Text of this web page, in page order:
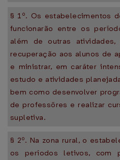
§ 1º. Os estabelecimentos
funcionarão entre os
além de outras
recuperação aos alunos de
e ministrar, em caráter
estudo e atividades
bem como desenvolver
de professôres e realizar
supletiva.
§ 2º. Na zona rural, o
os períodos letivos, com